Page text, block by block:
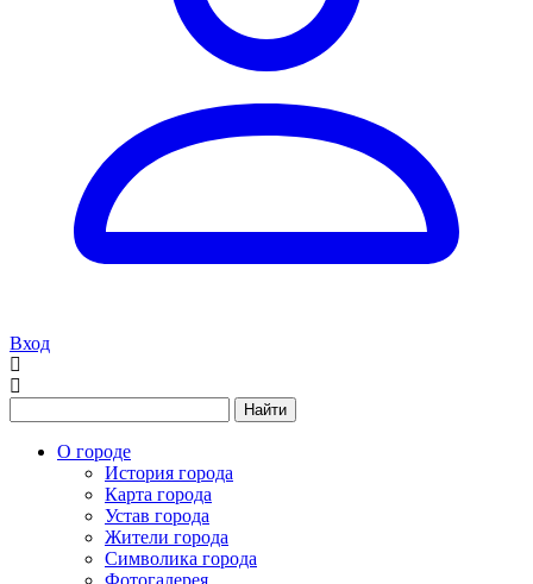
Вход
Найти
О городе
История города
Карта города
Устав города
Жители города
Символика города
Фотогалерея